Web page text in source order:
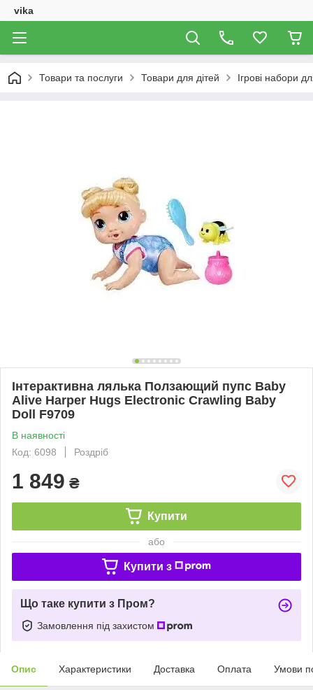
vika
Товари та послуги Товари для дітей Ігрові набори
Інтерактивна лялька Ползающий пупс Baby
Alive Harper Hugs Electronic Crawling Baby
Doll F9709
В наявності
Код: 6098
Роздріб
1 849 ₴
Купити
або
Купити з
Що таке купити з Пром?
Замовлення під захистом
Опис Характеристики Доставка Оплата Умови